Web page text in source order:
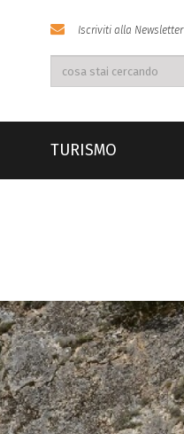
Iscriviti alla Newsletter
TURISMO